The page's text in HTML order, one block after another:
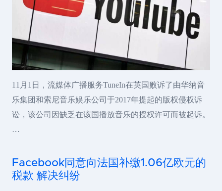
11月1日，流媒体广播服务TuneIn在英国败诉了由华纳音
乐集团和索尼音乐娱乐公司于2017年提起的版权侵权诉
讼，该公司因缺乏在该国播放音乐的授权许可而被起诉。
…
Facebook同意向法国补缴1.06亿欧元的
税款 解决纠纷